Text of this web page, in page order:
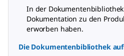
In der
Dokumentation zu den
erworben haben.
Die Dokumentenbibliothek